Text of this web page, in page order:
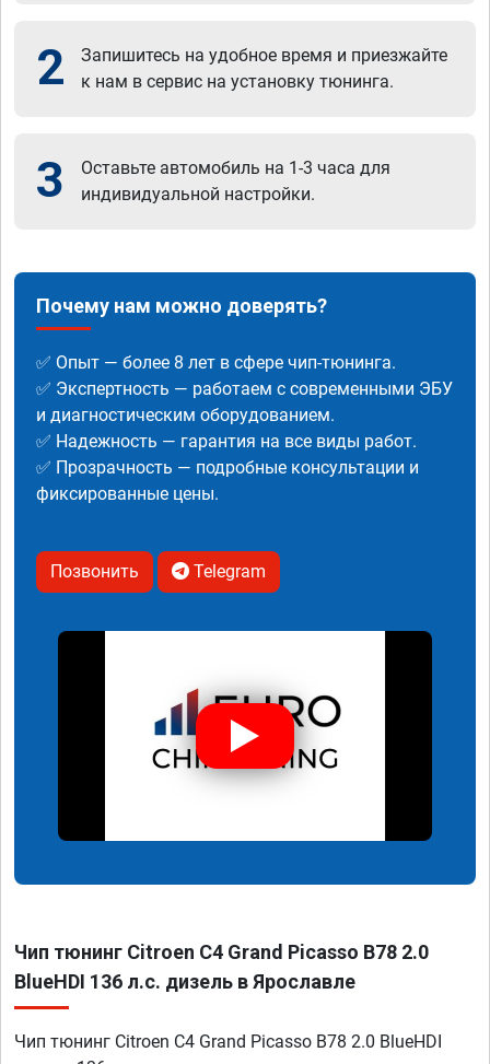
2
Запишитесь на удобное время и приезжайте
к нам в сервис на установку тюнинга.
3
Оставьте автомобиль на 1-3 часа для
индивидуальной настройки.
Почему нам можно доверять?
✅ Опыт — более 8 лет в сфере чип-тюнинга.
✅ Экспертность — работаем с современными ЭБУ
и диагностическим оборудованием.
✅ Надежность — гарантия на все виды работ.
✅ Прозрачность — подробные консультации и
фиксированные цены.
Позвонить Telegram
Чип тюнинг Citroen C4 Grand Picasso B78 2.0
BlueHDI 136 л.с. дизель в Ярославле
Чип тюнинг Citroen C4 Grand Picasso B78 2.0 BlueHDI